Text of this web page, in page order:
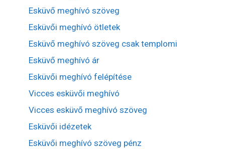
Esküvő meghívó szöveg
Esküvői meghívó ötletek
Esküvő meghívó szöveg csak templomi
Esküvő meghívó ár
Esküvői meghívó felépítése
Vicces esküvői meghívó
Vicces esküvő meghívó szöveg
Esküvői idézetek
Esküvői meghívó szöveg pénz